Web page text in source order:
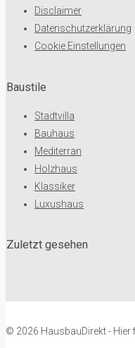
Baustile
Stadtvilla
Bauhaus
Mediterran
Holzhaus
Klassiker
Luxushaus
Disclaimer
Datenschutzerklärung
Cookie Einstellungen
Zuletzt gesehen
© 2026 HausbauDirekt - Hier